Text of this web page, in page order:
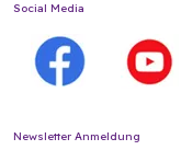
Social Media
Newsletter Anmeldung